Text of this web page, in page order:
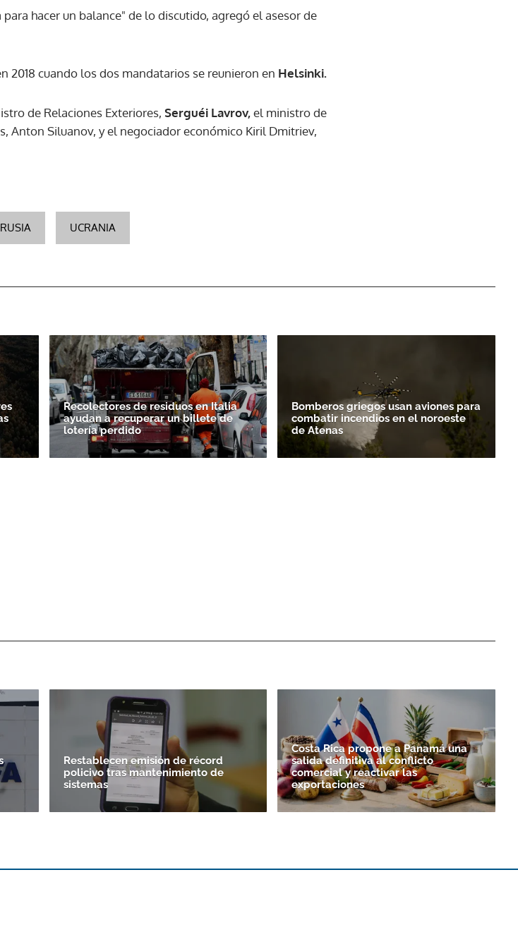
hacer un balance" de lo discutido, agregó el asesor de
2018 cuando los dos mandatarios se reunieron en Helsinki.
de Relaciones Exteriores, Serguéi Lavrov,el ministro de
Anton Siluanov, y el negociador económico Kiril Dmitriev,
RUSIA UCRANIA
Recolectores de residuos en Italia
ayudan a recuperar un billete de
lotería perdido
Bomberos griegos usan aviones para
combatir incendios en el noroeste
de Atenas
Restablecen emisión de récord
policivo tras mantenimiento de
sistemas
Costa Rica propone a Panamá una
salida definitiva al conflicto
comercial y reactivar las
exportaciones